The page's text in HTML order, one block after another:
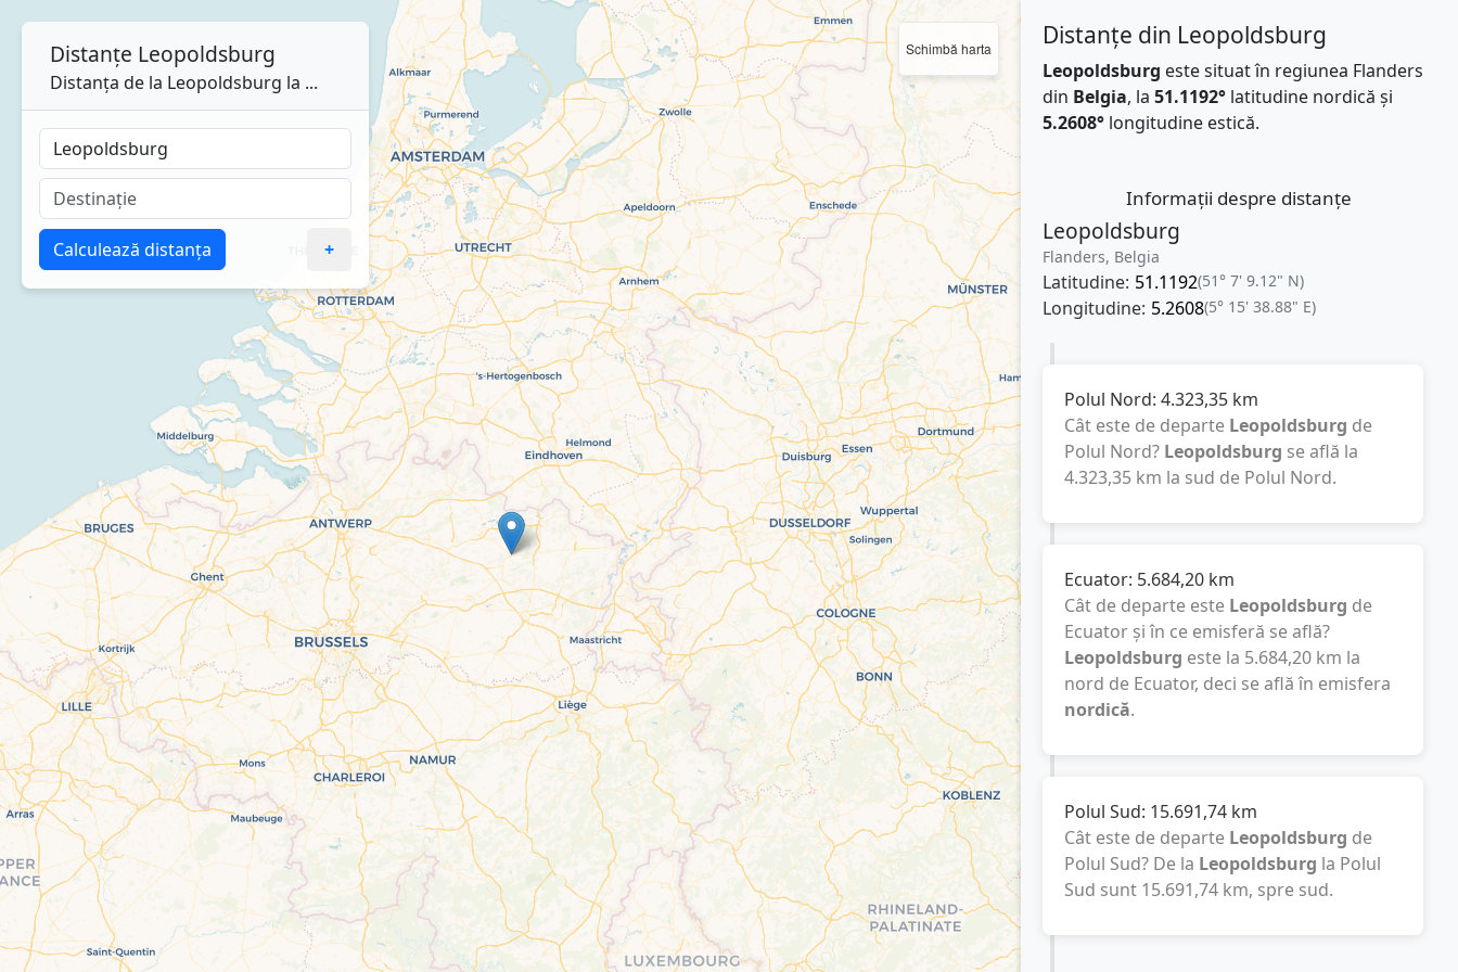
Schimbă harta Distanțe din Leopoldsburg
Leopoldsburg este situat în regiunea Flanders
din Belgia, la 51.1192°latitudine nordică și
5.2608°longitudine estică.
Informații despre distanțe
Leopoldsburg
Flanders, Belgia
Latitudine: 51.1192(51° 7' 9.12" N)
Longitudine: 5.2608(5° 15' 38.88" E)
Polul Nord: 4.323,35 km
Cât este de departe Leopoldsburg de
Polul Nord? Leopoldsburg se află la
4.323,35 km la sud de Polul Nord.
Ecuator: 5.684,20 km
Cât de departe este Leopoldsburg de
Ecuator și în ce emisferă se află?
Leopoldsburg este la 5.684,20 km la
nord de Ecuator, deci se află în emisfera
nordică.
Polul Sud: 15.691,74 km
Cât este de departe Leopoldsburg de
Polul Sud? De la Leopoldsburg la Polul
Sud sunt 15.691,74 km, spre sud.
Distanțe Leopoldsburg
Distanța de la Leopoldsburg la ...
Calculează distanța +